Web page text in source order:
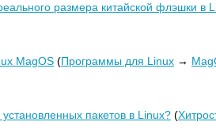
размера китайской флэшки в
MagOS (Программы для Linux →
установленных пакетов в Linux? (